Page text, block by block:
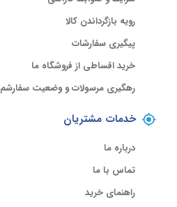
رویه بازگرداندن کالا
پیگیری سفارشات
خرید اقساطی از فروشگاه ما
رهگیری مرسولات و وضعیت سفارشم
خدمات مشتریان
درباره ما
تماس با ما
راهنمای خرید